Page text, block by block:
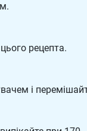
рецепта.
і